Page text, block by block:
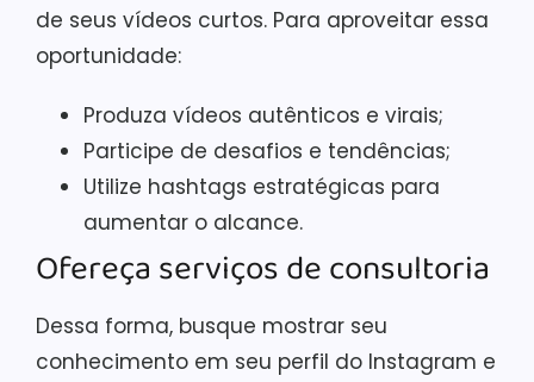
de seus vídeos curtos. Para aproveitar essa
oportunidade:
Produza vídeos autênticos e virais;
Participe de desafios e tendências;
Utilize hashtags estratégicas para
aumentar o alcance.
Ofereça serviços de consultoria
Dessa forma, busque mostrar seu
conhecimento em seu perfil do Instagram e